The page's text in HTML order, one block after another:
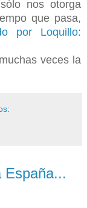
nos otorga
que pasa,
por Loquillo:
veces la
España...